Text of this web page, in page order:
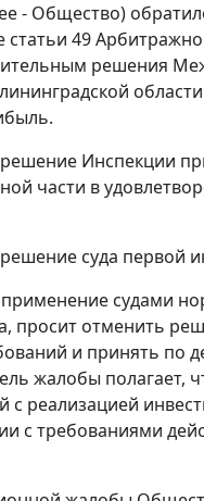
- Общество)
статьи 49
решения
области
Инспекции
части в
суда первой
судами
просит отменить
и принять по
жалобы полагает,
реализацией
с требованиями